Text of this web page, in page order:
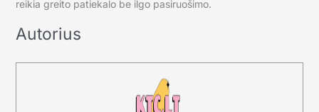
reikia greito patiekalo be ilgo pasiruošimo.
Autorius